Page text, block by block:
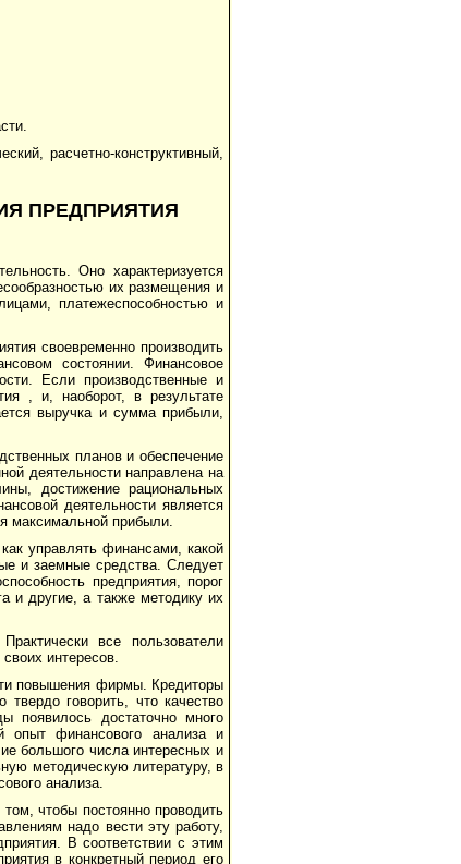
расчетно-конструктивный,
ПРЕДПРИЯТИЯ
Оно характеризуется
их размещения и
платежеспособностью и
своевременно производить
состоянии. Финансовое
Если производственные и
, и, наоборот, в результате
выручка и сумма прибыли,
планов и обеспечение
деятельности на­правлена на
достижение рациональных
дея­тельности является
максимальной прибыли.
управлять финансами, какой
и заемные сред­ства. Следует
предприятия, порог
и дру­гие, а также методику их
все пользователи
интересов.
повышения фирмы. Кредиторы
говорить, что качество
появилось достаточно много
опыт финансового анализа и
большого числа интересных и
методическую литературу, в
анализа.
чтобы постоянно проводить
надо вести эту работу,
В соответствии с этим
в конкретный период его